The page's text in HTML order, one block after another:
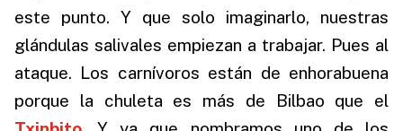
este punto. Y que solo imaginarlo, nuestras
glándulas salivales empiezan a trabajar. Pues al
ataque. Los carnívoros están de enhorabuena
porque la chuleta es más de Bilbao que el